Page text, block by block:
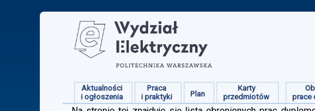
Aktualności
i ogłoszenia
Praca
i praktyki
Plan
Karty
przedmiotów
prace